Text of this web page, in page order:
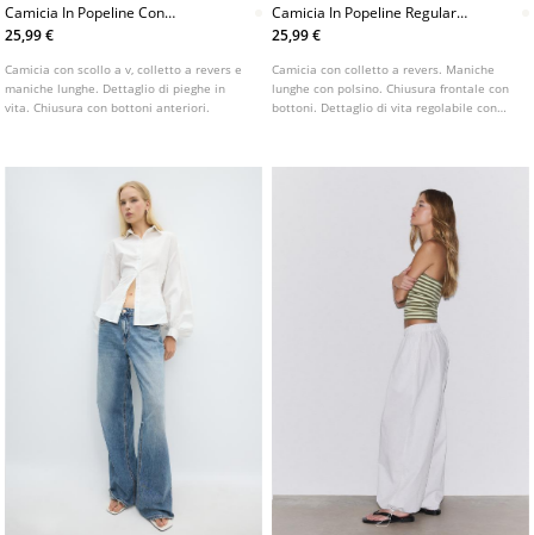
Camicia In Popeline Con
Pieghe
25,99 €
Camicia con scollo a v, colletto a revers e
maniche lunghe. Dettaglio di pieghe in
vita. Chiusura con bottoni anteriori.
Camicia In Popeline Regular
Regolabile
25,99 €
Camicia con colletto a revers. Maniche
lunghe con polsino. Chiusura frontale con
bottoni. Dettaglio di vita regolabile con